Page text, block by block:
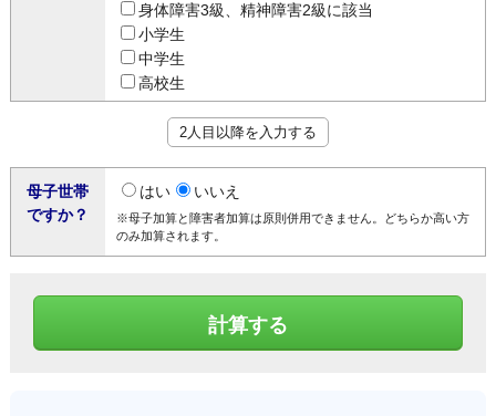
身体障害3級、精神障害2級に該当
小学生
中学生
高校生
2人目以降を入力する
母子世帯
ですか？
はい いいえ
※母子加算と障害者加算は原則併用できません。どちらか高い方
のみ加算されます。